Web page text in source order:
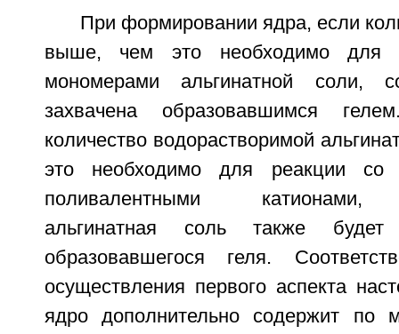
При формировании ядра, если
выше, чем это необходимо для
мономерами альгинатной соли,
захвачена образовавшимся
количество водорастворимой
это необходимо для реакции со
поливалентными катионами,
альгинатная соль также будет
образовавшегося геля.
осуществления первого аспекта
ядро дополнительно содержит по